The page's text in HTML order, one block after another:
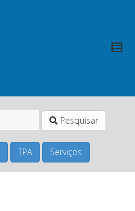
Pesquisar
TPA Serviços